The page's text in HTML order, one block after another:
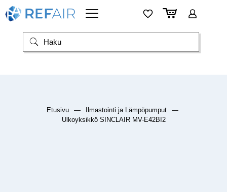
Etusivu — Ilmastointi ja Lämpöpumput
—
Ulkoyksikkö SINCLAIR MV-E42BI2